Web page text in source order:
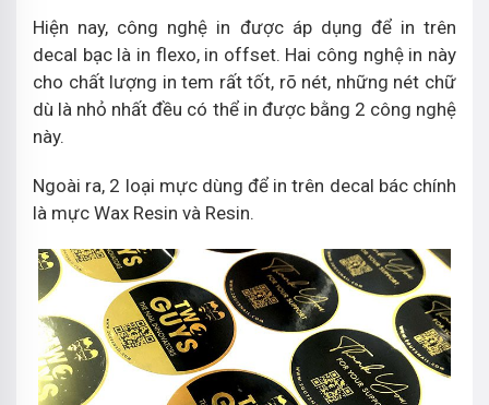
Hiện nay, công nghệ in được áp dụng để in trên
decal bạc là in flexo, in offset. Hai công nghệ in này
cho chất lượng in tem rất tốt, rõ nét, những nét chữ
dù là nhỏ nhất đều có thể in được bằng 2 công nghệ
này.
Ngoài ra, 2 loại mực dùng để in trên decal bác chính
là mực Wax Resin và Resin.